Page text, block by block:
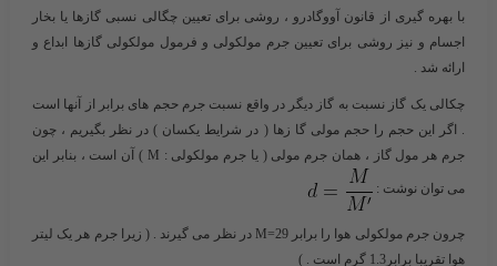
با بهره گیری از قانون آووگادرو ، روشی برای تعیین چگالی نسبی گازها یا بخار
اجسام و نیز روشی برای تعیین جرم مولکولی و فرمول مولکولی گازها ابداع و
ارائه شد .
چکالی یک گاز نسبت به گاز دیگر در واقع نسبت جرم حجم های برابر از آنها است
. اگر این حجم را حجم مولی گا زها ( در شرایط یکسان ) در نظر بگیریم ، چون
جرم هر مول گاز ، همان جرم مولی ( یا جرم مولکولی : M ) آن است ، بنابر این
می توان نوشت :
چرون جرم مولکولی هوا را برابر M=29 در نظر می گیرند . ( زیرا جرم هر یک لیتر
هوا تقریبا برابر1.3 گرم است . )